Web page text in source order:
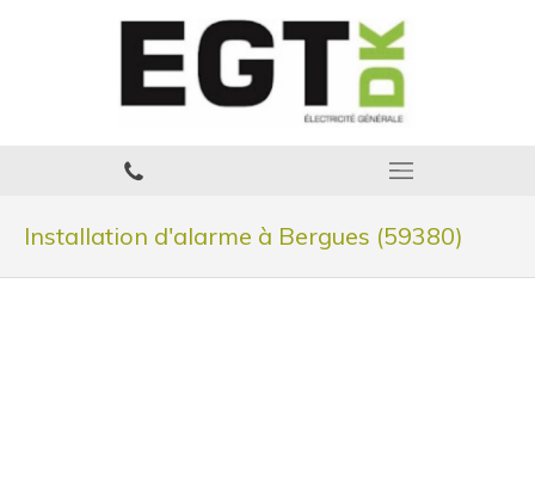
Installation d'alarme à Bergues (59380)